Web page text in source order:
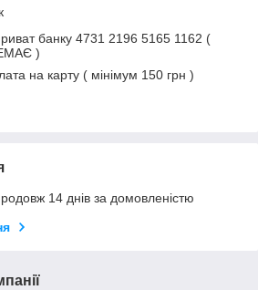
банку 4731 2196 5165 1162 (
)
на карту ( мінімум 150 грн )
14 днів за домовленістю